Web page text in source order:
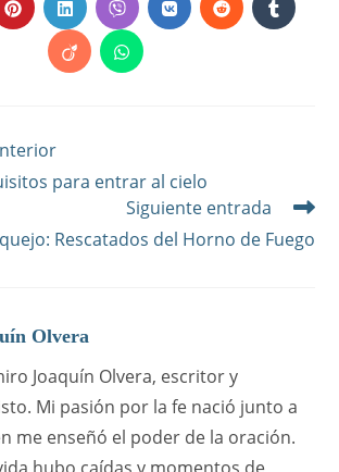
Se
abre
nueva
Se
abre
en
una
nueva
Se
abre
en
una
nueva
Se
abre
Se
abre
Se
abre
Se
abre
Se
abre
para entrar al cielo
Siguiente entrada
Rescatados del Horno de Fuego
Olvera
Joaquín Olvera, escritor y
Mi pasión por la fe nació junto a
me enseñó el poder de la oración.